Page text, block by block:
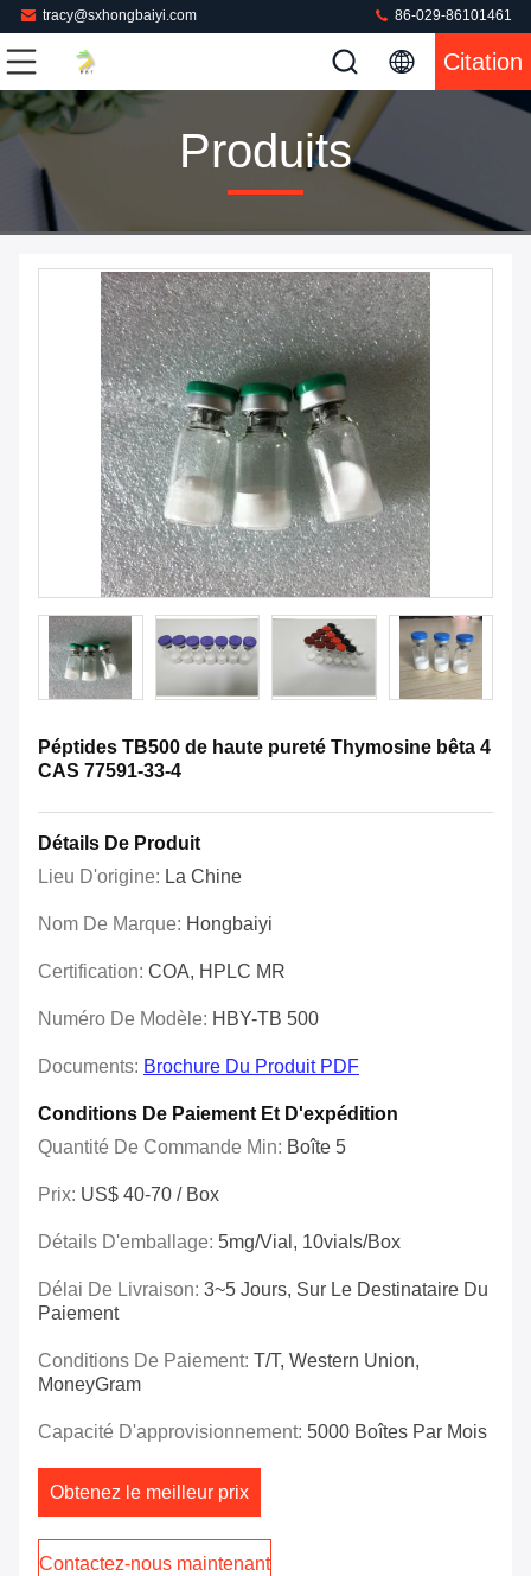
tracy@sxhongbaiyi.com 86-029-86101461
Citation
Produits
Péptides TB500 de haute pureté Thymosine bêta 4
CAS 77591-33-4
Détails De Produit
Lieu D'origine: La Chine
Nom De Marque: Hongbaiyi
Certification: COA, HPLC MR
Numéro De Modèle: HBY-TB 500
Documents: Brochure Du Produit PDF
Conditions De Paiement Et D'expédition
Quantité De Commande Min: Boîte 5
Prix: US$ 40-70 / Box
Détails D'emballage: 5mg/vial, 10vials/box
Délai De Livraison: 3~5 Jours, Sur Le Destinataire Du
Paiement
Conditions De Paiement: T/T, Western Union,
MoneyGram
Capacité D'approvisionnement: 5000 Boîtes Par Mois
Obtenez le meilleur prix
Contactez-nous maintenant